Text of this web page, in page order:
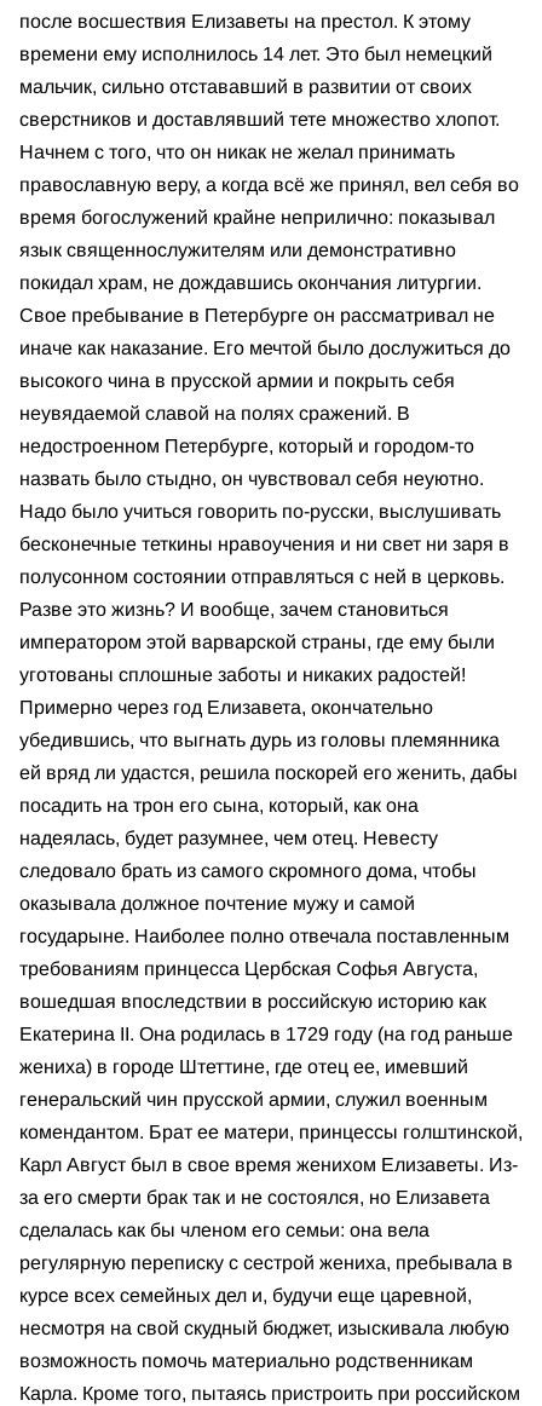
после восшествия Елизаветы на престол. К этому
времени ему исполнилось 14 лет. Это был немецкий
мальчик, сильно отстававший в развитии от своих
сверстников и доставлявший тете множество хлопот.
Начнем с того, что он никак не желал принимать
православную веру, а когда всё же принял, вел себя во
время богослужений крайне неприлично: показывал
язык священнослужителям или демонстративно
покидал храм, не дождавшись окончания литургии.
Свое пребывание в Петербурге он рассматривал не
иначе как наказание. Его мечтой было дослужиться до
высокого чина в прусской армии и покрыть себя
неувядаемой славой на полях сражений. В
недостроенном Петербурге, который и городом-то
назвать было стыдно, он чувствовал себя неуютно.
Надо было учиться говорить по-русски, выслушивать
бесконечные теткины нравоучения и ни свет ни заря в
полусонном состоянии отправляться с ней в церковь.
Разве это жизнь? И вообще, зачем становиться
императором этой варварской страны, где ему были
уготованы сплошные заботы и никаких радостей!
Примерно через год Елизавета, окончательно
убедившись, что выгнать дурь из головы племянника
ей вряд ли удастся, решила поскорей его женить, дабы
посадить на трон его сына, который, как она
надеялась, будет разумнее, чем отец. Невесту
следовало брать из самого скромного дома, чтобы
оказывала должное почтение мужу и самой
государыне. Наиболее полно отвечала поставленным
требованиям принцесса Цербская Софья Августа,
вошедшая впоследствии в российскую историю как
Екатерина II. Она родилась в 1729 году (на год раньше
жениха) в городе Штеттине, где отец ее, имевший
генеральский чин прусской армии, служил военным
комендантом. Брат ее матери, принцессы голштинской,
Карл Август был в свое время женихом Елизаветы. Из-
за его смерти брак так и не состоялся, но Елизавета
сделалась как бы членом его семьи: она вела
регулярную переписку с сестрой жениха, пребывала в
курсе всех семейных дел и, будучи еще царевной,
несмотря на свой скудный бюджет, изыскивала любую
возможность помочь материально родственникам
Карла. Кроме того, пытаясь пристроить при российском